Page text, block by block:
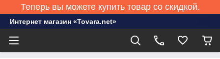
Теперь вы можете купить товар со скидкой.
Интернет магазин «Tovara.net»